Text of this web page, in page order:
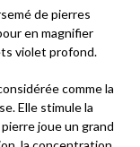
de pierres
en magnifier
violet profond.
comme la
Elle stimule la
joue un grand